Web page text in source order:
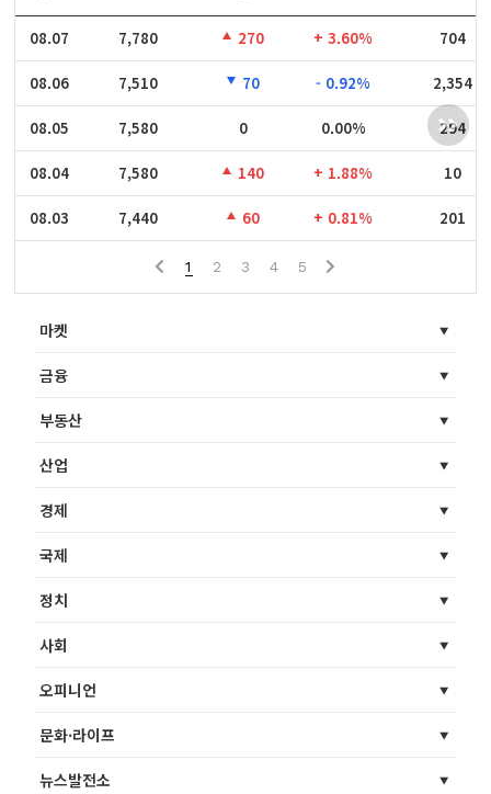
08.07
08.06
08.05
08.04
08.03
08.07 7,780 270 + 3.60% 704
08.06 7,510 70 - 0.92% 2,354
08.05 7,580 0 0.00% 294
08.04 7,580 140 + 1.88% 10
08.03 7,440 60 + 0.81% 201
1 2 3 4 5
마켓
금융
부동산
산업
경제
국제
정치
사회
오피니언
문화·라이프
뉴스발전소